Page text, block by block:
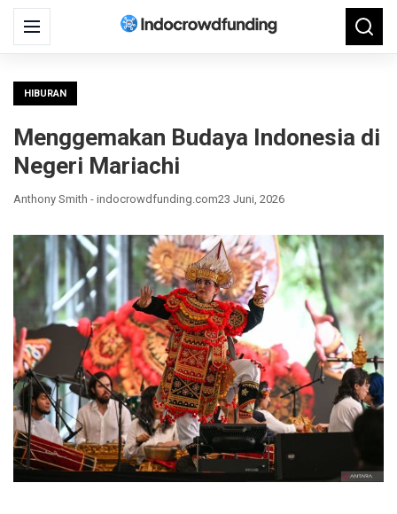
Menu
Search
for:
HIBURAN
Menggemakan Budaya Indonesia di
Negeri Mariachi
Anthony Smith - indocrowdfunding.com23 Juni, 2026